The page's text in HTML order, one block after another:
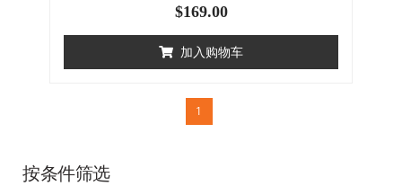
按条件筛选
$169.00
加入购物车
1